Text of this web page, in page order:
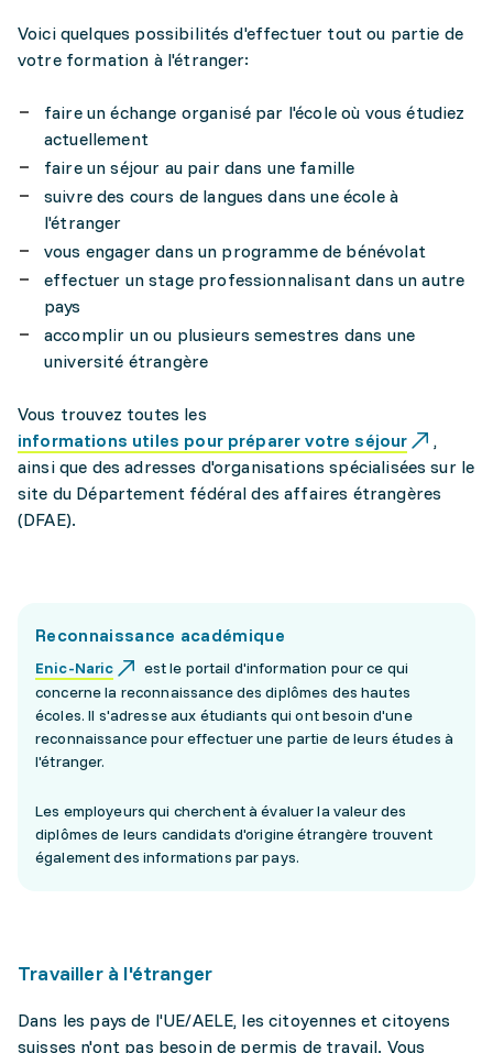
Voici quelques possibilités d'effectuer tout ou partie de
votre formation à l'étranger:
faire un échange organisé par l'école où vous étudiez
actuellement
faire un séjour au pair dans une famille
suivre des cours de langues dans une école à
l'étranger
vous engager dans un programme de bénévolat
effectuer un stage professionnalisant dans un autre
pays
accomplir un ou plusieurs semestres dans une
université étrangère
Vous trouvez toutes les
informations utiles pour préparer votre séjour
,
ainsi que des adresses d'organisations spécialisées sur le
site du Département fédéral des affaires étrangères
(DFAE).
Reconnaissance académique
Enic-Naric
est le portail d'information pour ce qui
concerne la reconnaissance des diplômes des hautes
écoles. Il s'adresse aux étudiants qui ont besoin d'une
reconnaissance pour effectuer une partie de leurs études à
l'étranger.
Les employeurs qui cherchent à évaluer la valeur des
diplômes de leurs candidats d'origine étrangère trouvent
également des informations par pays.
Travailler à l'étranger
Dans les pays de l'UE/AELE, les citoyennes et citoyens
suisses n'ont pas besoin de permis de travail. Vous